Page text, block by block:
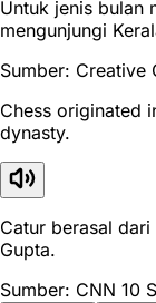
Untuk jenis bulan
mengunjungi
Sumber: Creative
Chess originated
dynasty.
Catur berasal
Gupta.
Sumber: CNN 10